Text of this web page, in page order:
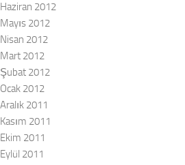
Haziran 2012
Mayıs 2012
Nisan 2012
Mart 2012
Şubat 2012
Ocak 2012
Aralık 2011
Kasım 2011
Ekim 2011
Eylül 2011